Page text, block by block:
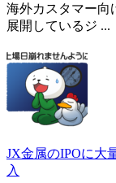
海外カスタマー向
展開しているジ ...
JX金属のIPOに大
入